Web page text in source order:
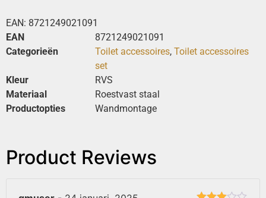
EAN: 8721249021091
EAN
8721249021091
Categorieën
Toilet accessoires, Toilet accessoires
set
Kleur
RVS
Materiaal
Roestvast staal
Productopties
Wandmontage
Product Reviews